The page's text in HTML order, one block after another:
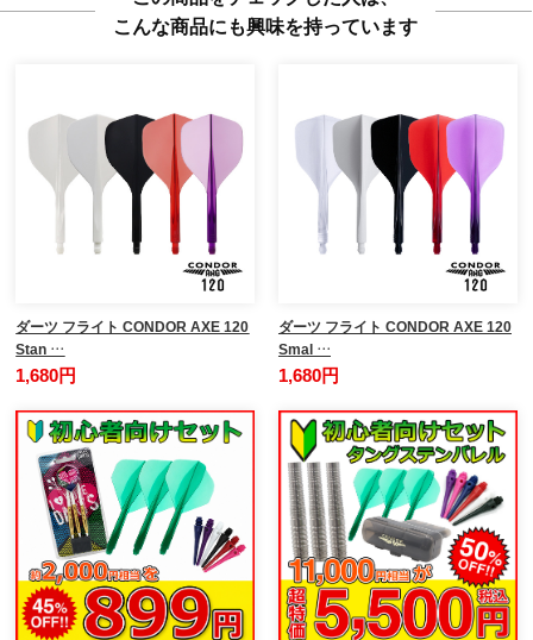
こんな商品にも興味を持っています
ダーツ フライト CONDOR AXE 120
Stan …
1,680円
ダーツ フライト CONDOR AXE 120
Smal …
1,680円